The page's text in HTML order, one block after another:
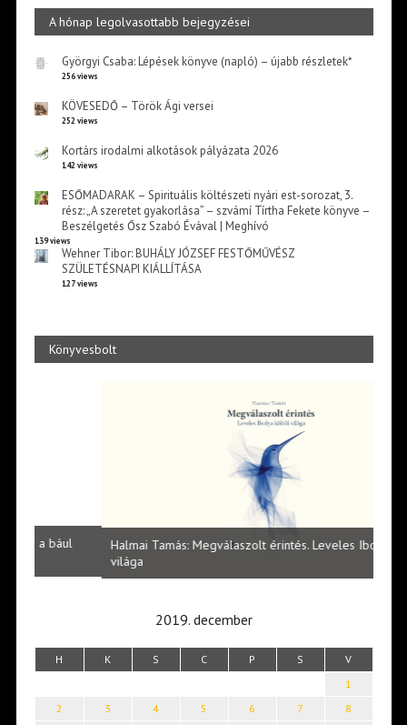
A hónap legolvasottabb bejegyzései
Györgyi Csaba: Lépések könyve (napló) – újabb részletek*
256 views
KÖVESEDŐ – Török Ági versei
252 views
Kortárs irodalmi alkotások pályázata 2026
142 views
ESŐMADARAK – Spirituális költészeti nyári est-sorozat, 3.
rész: „A szeretet gyakorlása” – szvámí Tírtha Fekete könyve –
Beszélgetés Ősz Szabó Évával | Meghívó
139 views
Wehner Tibor: BUHÁLY JÓZSEF FESTŐMŰVÉSZ
SZÜLETÉSNAPI KIÁLLÍTÁSA
127 views
Könyvesbolt
Halmai Tamás: Megválaszolt érintés. Leveles Ibolya költői
2019. december
H K S C P S V
1
2
3 4 5 6 7
8